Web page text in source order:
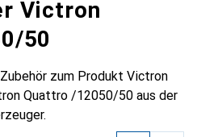
Victron
50
zum Produkt Victron
Quattro /12050/50 aus der